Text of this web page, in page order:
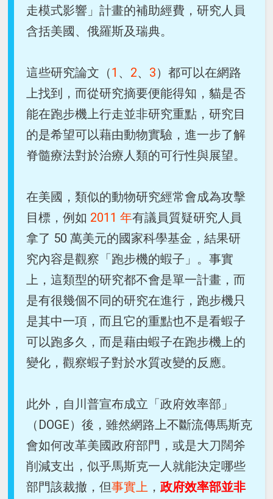
走模式影響」計畫的補助經費，研究人員
含括美國、俄羅斯及瑞典。
這些研究論文（1 、 2、 3）都可以在網路
上找到，而從研究摘要便能得知，貓是否
能在跑步機上行走並非研究重點，研究目
的是希望可以藉由動物實驗，進一步了解
脊髓療法對於治療人類的可行性與展望。
在美國，類似的動物研究經常會成為攻擊
目標，例如 2011 年有議員質疑研究人員
拿了 50 萬美元的國家科學基金，結果研
究內容是觀察「跑步機的蝦子」。事實
上，這類型的研究都不會是單一計畫，而
是有很幾個不同的研究在進行，跑步機只
是其中一項，而且它的重點也不是看蝦子
可以跑多久，而是藉由蝦子在跑步機上的
變化，觀察蝦子對於水質改變的反應。
此外，自川普宣布成立「政府效率部」
（DOGE）後，雖然網路上不斷流傳馬斯克
會如何改革美國政府部門，或是大刀闊斧
削減支出，似乎馬斯克一人就能決定哪些
部門該裁撤，但事實上 ，政府效率部並非